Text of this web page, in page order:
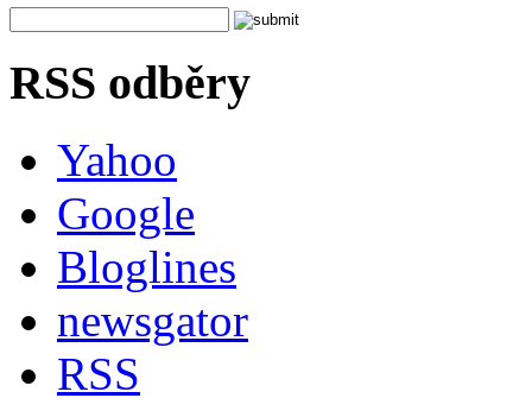
RSS odběry
Yahoo
Google
Bloglines
newsgator
RSS